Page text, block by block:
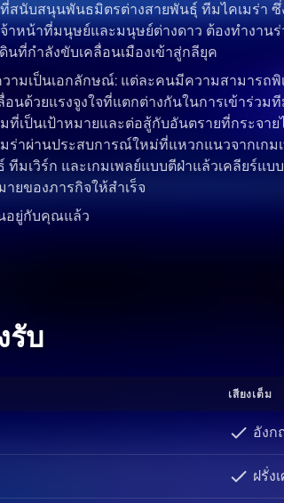
สนับสนุนพันธมิตรต่างสายพันธุ์ ทีมไคเมร่า ซึ่
าหน้าที่มนุษย์และมนุษย์ต่างดาว ต้องทำงาน
ที่กำลังขับเคลื่อนเมืองเข้าสู่กลียุค
ามเป็นเอกลักษณ์: แต่ละคนมีความสามารถพิ
นด้วยแรงจูงใจที่แตกต่างกันในการเข้าร่วมที
เป็นเป้าหมายและต่อสู้กับอันตรายที่กระจาย
ร่าผ่านประสบการณ์ใหม่ที่แหวกแนวจากเกม
ทีมเวิร์ก และเกมเพลย์แบบตีฝ่าแล้วเคลียร์แบ
ายของภารกิจให้สำเร็จ
อยู่กับคุณแล้ว
รับ
เสียงเต็ม
อังก
ฝรั่ง